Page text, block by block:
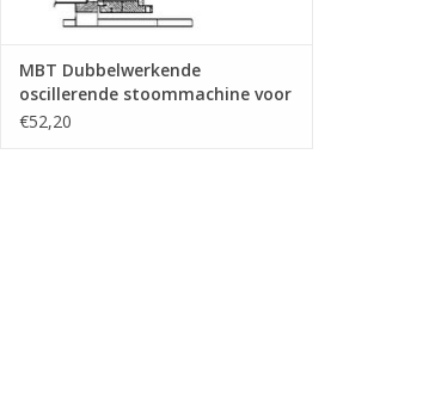
MBT Dubbelwerkende
oscillerende stoommachine voor
raderboot - Bouwtekening
€52,20